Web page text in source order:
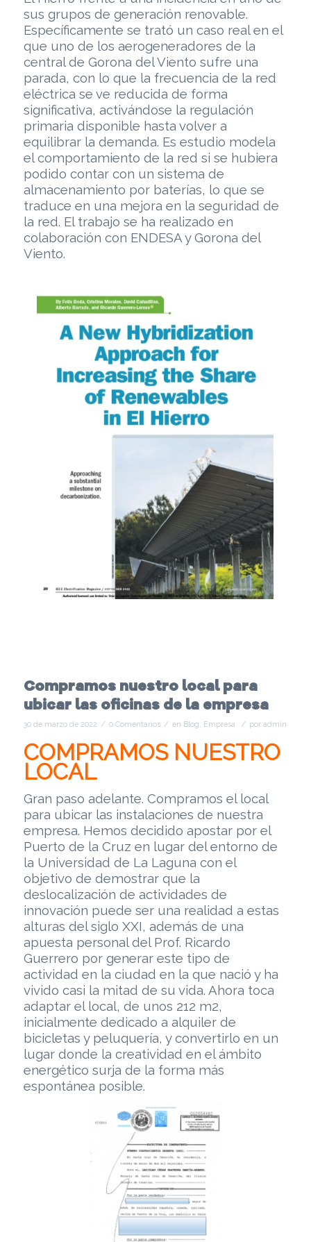
sus grupos de generación renovable.
Específicamente se trató un caso real en el
que uno de los aerogeneradores de la
central de Gorona del Viento sufre una
parada, con lo que la frecuencia de la red
eléctrica se ve reducida de forma
significativa, activándose la regulación
primaria disponible hasta volver a
equilibrar la demanda. Es estudio modela
el comportamiento de la red si se hubiera
podido contar con un sistema de
almacenamiento por baterías, lo que se
traduce en una mejora en la seguridad de
la red. El trabajo se ha realizado en
colaboración con ENDESA y Gorona del
Viento.
Compramos nuestro local para
ubicar las oficinas de la empresa
30 de marzo de 2022 / 0 Comentarios / en Blog Empresa / por admin
COMPRAMOS NUESTRO
LOCAL
Gran paso adelante. Compramos el local
para ubicar las instalaciones de nuestra
empresa. Hemos decidido apostar por el
Puerto de la Cruz en lugar del entorno de
la Universidad de La Laguna con el
objetivo de demostrar que la
deslocalización de actividades de
innovación puede ser una realidad a estas
alturas del siglo XXI, además de una
apuesta personal del Prof. Ricardo
Guerrero por generar este tipo de
actividad en la ciudad en la que nació y ha
vivido casi la mitad de su vida. Ahora toca
adaptar el local, de unos 212 m2,
inicialmente dedicado a alquiler de
bicicletas y peluquería, y convertirlo en un
lugar donde la creatividad en el ámbito
energético surja de la forma más
espontánea posible.